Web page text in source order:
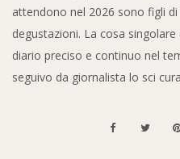
attendono nel 2026 sono figli
degustazioni. La cosa
diario preciso e continuo nel
seguivo da giornalista lo sci